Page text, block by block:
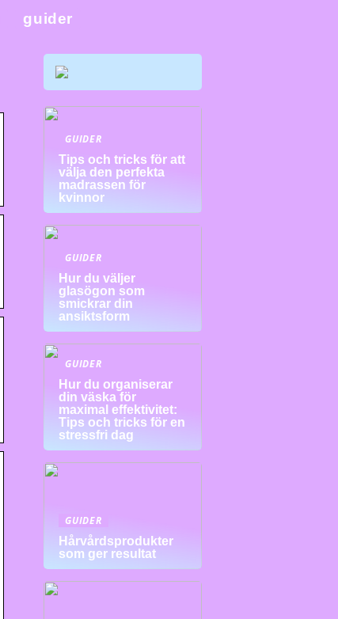
guider
GUIDER
Tips och tricks för att
välja den perfekta
madrassen för
kvinnor
GUIDER
Hur du väljer
glasögon som
smickrar din
ansiktsform
GUIDER
Hur du organiserar
din väska för
maximal effektivitet:
Tips och tricks för en
stressfri dag
GUIDER
Hårvårdsprodukter
som ger resultat